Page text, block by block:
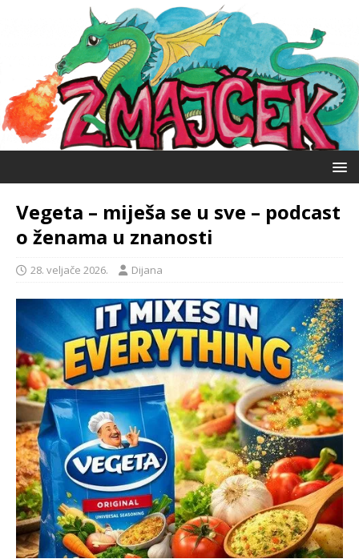
Vegeta – miješa se u sve – podcast
o ženama u znanosti
28. veljače 2026. Dijana